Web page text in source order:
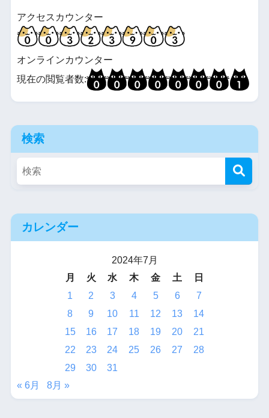
アクセスカウンター
オンラインカウンター
現在の閲覧者数:
検索
カレンダー
2024年7月
月
火 水 木 金 土
日
1
2 3 4 5 6
7
8
9 10 11 12 13
14
15
16 17 18 19 20
21
22
23 24 25 26 27
28
29
30
31
« 6月
8月 »